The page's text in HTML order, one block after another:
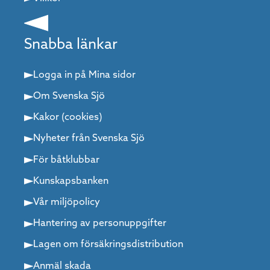
Snabba länkar
Logga in på Mina sidor
Om Svenska Sjö
Kakor (cookies)
Nyheter från Svenska Sjö
För båtklubbar
Kunskapsbanken
Vår miljöpolicy
Hantering av personuppgifter
Lagen om försäkringsdistribution
Anmäl skada